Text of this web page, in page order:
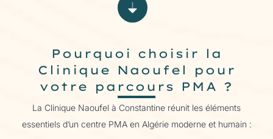
Pourquoi choisir la
Clinique Naoufel pour
votre parcours PMA ?
La Clinique Naoufel à Constantine réunit les éléments
essentiels d’un centre PMA en Algérie moderne et humain :